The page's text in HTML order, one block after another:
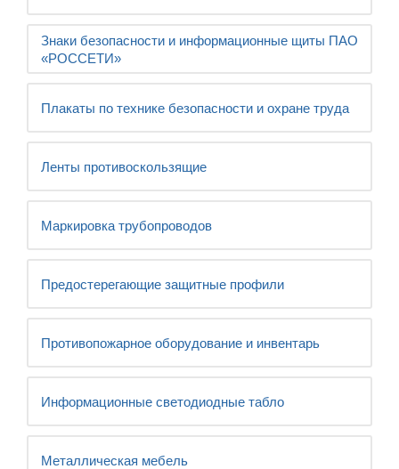
Знаки безопасности и информационные щиты ПАО
«РОССЕТИ»
Плакаты по технике безопасности и охране труда
Ленты противоскользящие
Маркировка трубопроводов
Предостерегающие защитные профили
Противопожарное оборудование и инвентарь
Информационные светодиодные табло
Металлическая мебель